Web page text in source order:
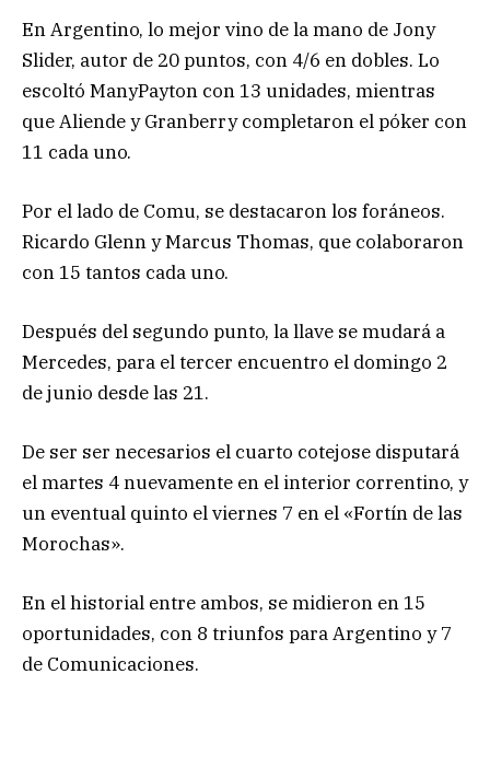
En Argentino, lo mejor vino de la mano de Jony
Slider, autor de 20 puntos, con 4/6 en dobles. Lo
escoltó ManyPayton con 13 unidades, mientras
que Aliende y Granberry completaron el póker con
11 cada uno.
Por el lado de Comu, se destacaron los foráneos.
Ricardo Glenn y Marcus Thomas, que colaboraron
con 15 tantos cada uno.
Después del segundo punto, la llave se mudará a
Mercedes, para el tercer encuentro el domingo 2
de junio desde las 21.
De ser ser necesarios el cuarto cotejose disputará
el martes 4 nuevamente en el interior correntino, y
un eventual quinto el viernes 7 en el «Fortín de las
Morochas».
En el historial entre ambos, se midieron en 15
oportunidades, con 8 triunfos para Argentino y 7
de Comunicaciones.